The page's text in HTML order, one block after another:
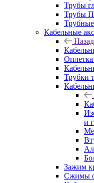
Трубы
Трубы
Кабельные
Назад
Оплетка
Трубки
и
Зажим
Сжимы